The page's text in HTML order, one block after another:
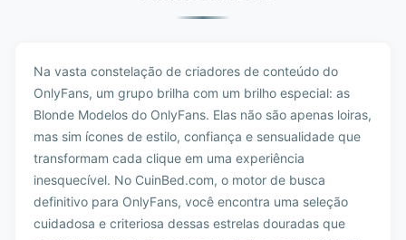
Na vasta constelação de criadores de conteúdo do
OnlyFans, um grupo brilha com um brilho especial: as
Blonde Modelos do OnlyFans. Elas não são apenas loiras,
mas sim ícones de estilo, confiança e sensualidade que
transformam cada clique em uma experiência
inesquecível. No CuinBed.com, o motor de busca
definitivo para OnlyFans, você encontra uma seleção
cuidadosa e criteriosa dessas estrelas douradas que